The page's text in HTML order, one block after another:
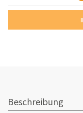
Beschreibung